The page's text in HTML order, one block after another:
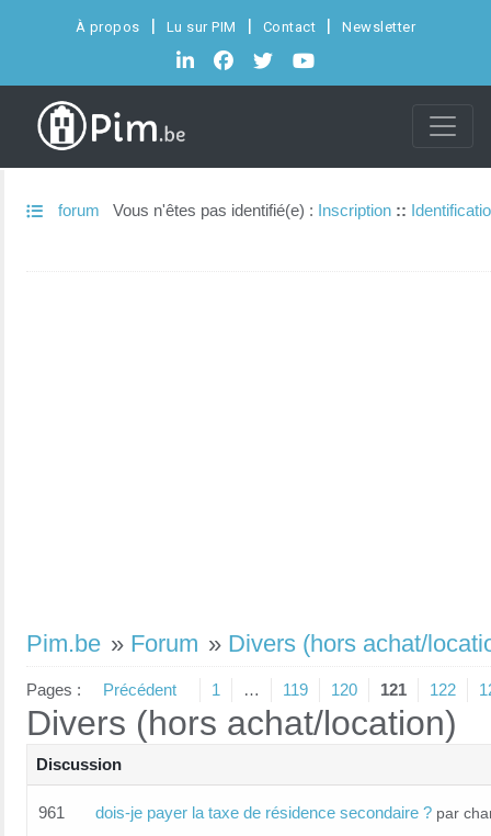
À propos Lu sur PIM Contact Newsletter
forum Vous n'êtes pas identifié(e) : Inscription ::
Pim.be » Forum » Divers (hors achat/
Pages : Précédent 1 … 119 120 121 122
Divers (hors achat/location)
Discussion
961 dois-je payer la taxe de résidence secondaire ? par